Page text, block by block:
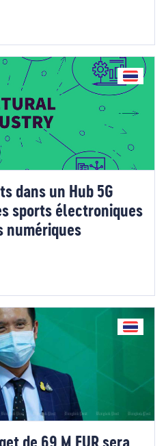
dans un Hub 5G
sports électroniques
numériques